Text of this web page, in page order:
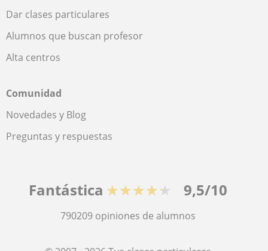
Dar clases particulares
Alumnos que buscan profesor
Alta centros
Comunidad
Novedades y Blog
Preguntas y respuestas
Fantástica ★★★★★ 9,5/10
790209 opiniones de alumnos